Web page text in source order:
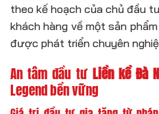
theo kế hoạch của chủ đầu
khách hàng về một sản phẩm
được phát triển chuyên
An tâm đầu tư Liền kề Đà
Legend bền vững